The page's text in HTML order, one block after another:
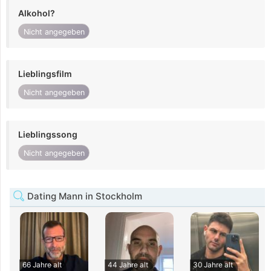
Alkohol?
Nicht angegeben
Lieblingsfilm
Nicht angegeben
Lieblingssong
Nicht angegeben
Dating Mann in Stockholm
66 Jahre alt
44 Jahre alt
30 Jahre alt